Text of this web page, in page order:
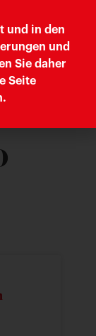
und in den
und
Sie daher
Seite